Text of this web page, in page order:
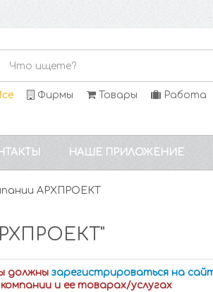
Фирмы Товары Работа
НАШЕ ПРИЛОЖЕНИЕ
АРХПРОЕКТ
должны зарегистрироваться на
и ее товарах/услугах